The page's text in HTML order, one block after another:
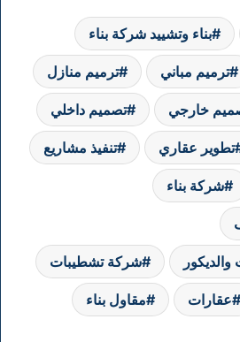
بناء وتشييد شركة بناء
ترميم مباني ترميم منازل
خارجي تصميم داخلي
تطوير عقاري تنفيذ مشاريع
شركة بناء
شركة تشطيبات
عقارات مقاول بناء